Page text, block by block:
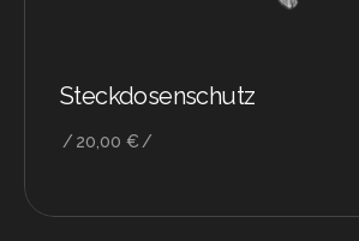
Steckdosenschutz
20,00 €